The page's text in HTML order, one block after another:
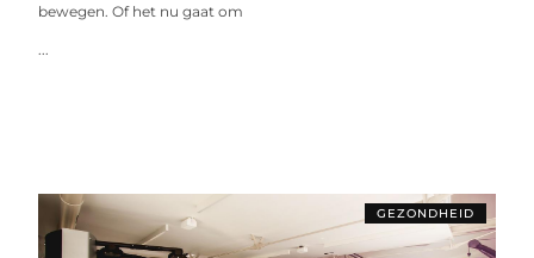
bewegen. Of het nu gaat om
...
GEZONDHEID